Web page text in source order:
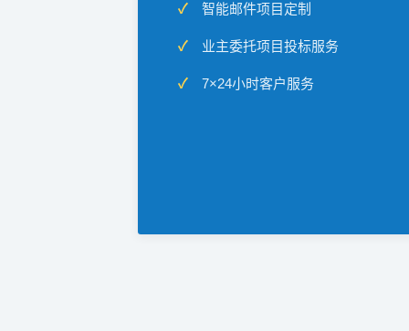
智能邮件项目定制
业主委托项目投标服务
7×24小时客户服务